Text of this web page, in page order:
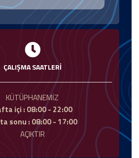
ÇALIŞMA SAATLERİ
KÜTÜPHANEMİZ
içi : 08:00 - 22:00
sonu : 08:00 - 17:00
AÇIKTIR